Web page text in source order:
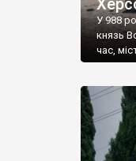
У 988
князь
час,